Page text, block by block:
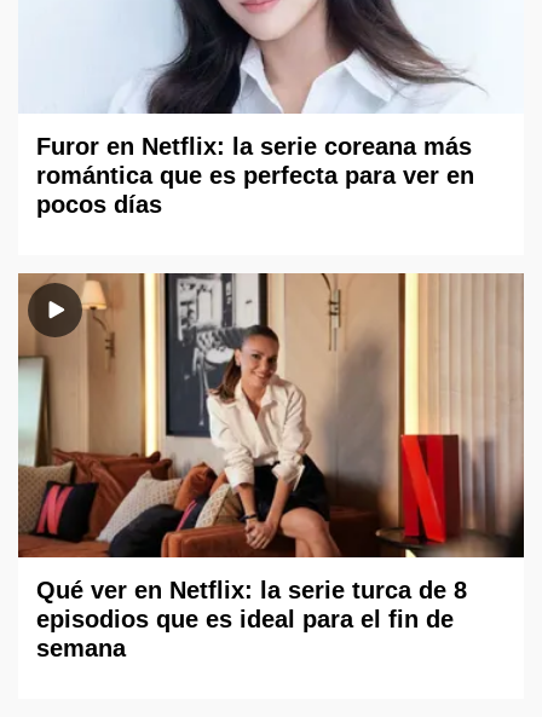
Furor en Netflix: la serie coreana más
romántica que es perfecta para ver en
pocos días
Qué ver en Netflix: la serie turca de 8
episodios que es ideal para el fin de
semana